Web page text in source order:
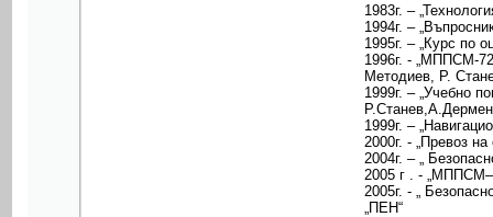
1983г. –
1994г. –
1995г. – „Курс по
1996г. - „МППСМ-
Методиев, Р.
1999г. – „Учебно
1999г. –
2000г. - „Превоз
2004г. – „
2005 г . - „МППСМ–
2005г. - „
„ПЕН“